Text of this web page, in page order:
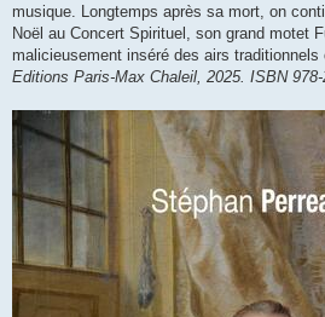
musique. Longtemps après sa mort, on
Noël au Concert Spirituel, son grand motet
malicieusement inséré des airs traditionnels
Editions Paris-Max Chaleil, 2025. ISBN 978-